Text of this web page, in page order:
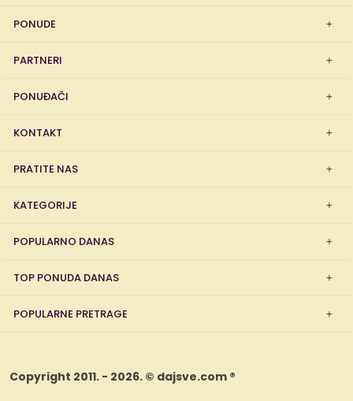
PONUDE
PARTNERI
PONUĐAČI
KONTAKT
PRATITE NAS
KATEGORIJE
POPULARNO DANAS
TOP PONUDA DANAS
POPULARNE PRETRAGE
Copyright 2011. - 2026. © dajsve.com ®